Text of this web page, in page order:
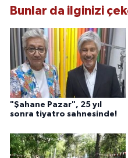
Bunlar da ilginizi
"Şahane Pazar", 25 yıl
sonra tiyatro sahnesinde!